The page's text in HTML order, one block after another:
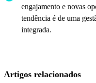
engajamento e novas
tendência é de uma
integrada.
Artigos relacionados